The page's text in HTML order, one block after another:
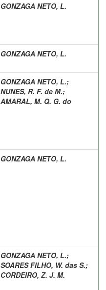
GONZAGA NETO, L.
GONZAGA NETO, L.
GONZAGA NETO, L.;
NUNES, R. F. de M.;
AMARAL, M. Q. G. do
GONZAGA NETO, L.
GONZAGA NETO, L.;
SOARES FILHO, W. das S.;
CORDEIRO, Z. J. M.